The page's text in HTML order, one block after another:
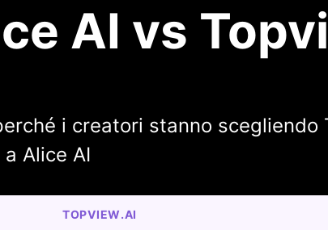
AI vs
i creatori stanno scegliendo
Alice AI
TOPVIEW.AI